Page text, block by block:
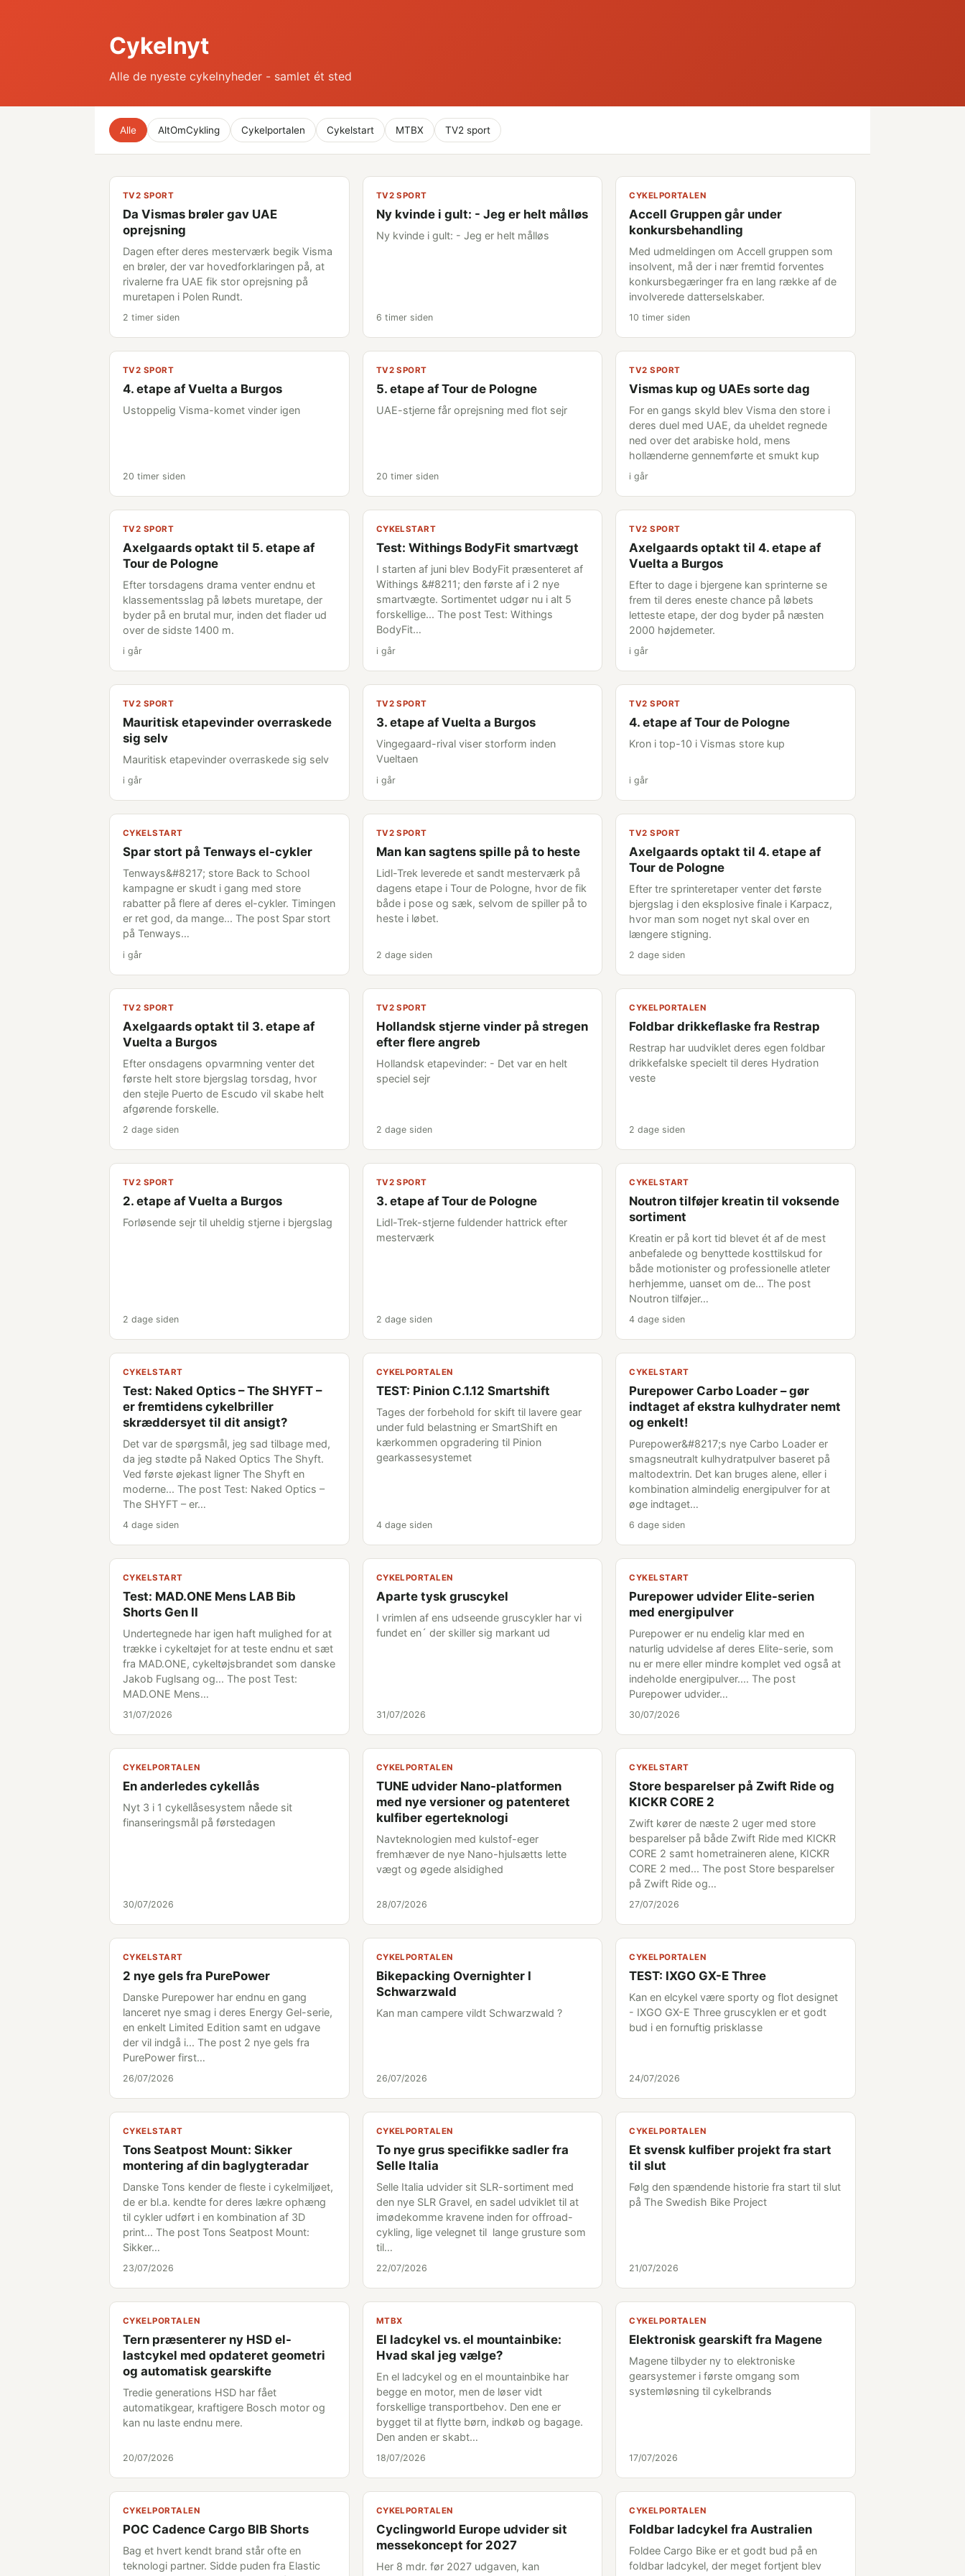
Cykelnyt
Alle de nyeste cykelnyheder - samlet ét sted
Alle AltOmCykling Cykelportalen Cykelstart MTBX TV2 sport
TV2 SPORT
Da Vismas brøler gav UAE
oprejsning
Dagen efter deres mesterværk begik Visma
en brøler, der var hovedforklaringen på, at
rivalerne fra UAE fik stor oprejsning på
muretapen i Polen Rundt.
2 timer siden
TV2 SPORT
Ny kvinde i gult: - Jeg er helt målløs
Ny kvinde i gult: - Jeg er helt målløs
6 timer siden
CYKELPORTALEN
Accell Gruppen går under
konkursbehandling
Med udmeldingen om Accell gruppen som
insolvent, må der i nær fremtid forventes
konkursbegæringer fra en lang række af de
involverede datterselskaber.
10 timer siden
TV2 SPORT
4. etape af Vuelta a Burgos
Ustoppelig Visma-komet vinder igen
20 timer siden
TV2 SPORT
5. etape af Tour de Pologne
UAE-stjerne får oprejsning med flot sejr
20 timer siden
TV2 SPORT
Vismas kup og UAEs sorte dag
For en gangs skyld blev Visma den store i
deres duel med UAE, da uheldet regnede
ned over det arabiske hold, mens
hollænderne gennemførte et smukt kup
i går
TV2 SPORT
Axelgaards optakt til 5. etape af
Tour de Pologne
Efter torsdagens drama venter endnu et
klassementsslag på løbets muretape, der
byder på en brutal mur, inden det flader ud
over de sidste 1400 m.
i går
CYKELSTART
Test: Withings BodyFit smartvægt
I starten af juni blev BodyFit præsenteret af
Withings &#8211; den første af i 2 nye
smartvægte. Sortimentet udgør nu i alt 5
forskellige... The post Test: Withings
BodyFit…
i går
TV2 SPORT
Axelgaards optakt til 4. etape af
Vuelta a Burgos
Efter to dage i bjergene kan sprinterne se
frem til deres eneste chance på løbets
letteste etape, der dog byder på næsten
2000 højdemeter.
i går
TV2 SPORT
Mauritisk etapevinder overraskede
sig selv
Mauritisk etapevinder overraskede sig selv
i går
TV2 SPORT
3. etape af Vuelta a Burgos
Vingegaard-rival viser storform inden
Vueltaen
i går
TV2 SPORT
4. etape af Tour de Pologne
Kron i top-10 i Vismas store kup
i går
CYKELSTART
Spar stort på Tenways el-cykler
Tenways&#8217; store Back to School
kampagne er skudt i gang med store
rabatter på flere af deres el-cykler. Timingen
er ret god, da mange... The post Spar stort
på Tenways…
i går
TV2 SPORT
Man kan sagtens spille på to heste
Lidl-Trek leverede et sandt mesterværk på
dagens etape i Tour de Pologne, hvor de fik
både i pose og sæk, selvom de spiller på to
heste i løbet.
2 dage siden
TV2 SPORT
Axelgaards optakt til 4. etape af
Tour de Pologne
Efter tre sprinteretaper venter det første
bjergslag i den eksplosive finale i Karpacz,
hvor man som noget nyt skal over en
længere stigning.
2 dage siden
TV2 SPORT
Axelgaards optakt til 3. etape af
Vuelta a Burgos
Efter onsdagens opvarmning venter det
første helt store bjergslag torsdag, hvor
den stejle Puerto de Escudo vil skabe helt
afgørende forskelle.
2 dage siden
TV2 SPORT
Hollandsk stjerne vinder på stregen
efter flere angreb
Hollandsk etapevinder: - Det var en helt
speciel sejr
2 dage siden
CYKELPORTALEN
Foldbar drikkeflaske fra Restrap
Restrap har uudviklet deres egen foldbar
drikkefalske specielt til deres Hydration
veste
2 dage siden
TV2 SPORT
2. etape af Vuelta a Burgos
Forløsende sejr til uheldig stjerne i bjergslag
2 dage siden
TV2 SPORT
3. etape af Tour de Pologne
Lidl-Trek-stjerne fuldender hattrick efter
mesterværk
2 dage siden
CYKELSTART
Noutron tilføjer kreatin til voksende
sortiment
Kreatin er på kort tid blevet ét af de mest
anbefalede og benyttede kosttilskud for
både motionister og professionelle atleter
herhjemme, uanset om de... The post
Noutron tilføjer…
4 dage siden
CYKELSTART
Test: Naked Optics – The SHYFT –
er fremtidens cykelbriller
skræddersyet til dit ansigt?
Det var de spørgsmål, jeg sad tilbage med,
da jeg stødte på Naked Optics The Shyft.
Ved første øjekast ligner The Shyft en
moderne... The post Test: Naked Optics –
The SHYFT – er…
4 dage siden
CYKELPORTALEN
TEST: Pinion C.1.12 Smartshift
Tages der forbehold for skift til lavere gear
under fuld belastning er SmartShift en
kærkommen opgradering til Pinion
gearkassesystemet
4 dage siden
CYKELSTART
Purepower Carbo Loader – gør
indtaget af ekstra kulhydrater nemt
og enkelt!
Purepower&#8217;s nye Carbo Loader er
smagsneutralt kulhydratpulver baseret på
maltodextrin. Det kan bruges alene, eller i
kombination almindelig energipulver for at
øge indtaget…
6 dage siden
CYKELSTART
Test: MAD.ONE Mens LAB Bib
Shorts Gen II
Undertegnede har igen haft mulighed for at
trække i cykeltøjet for at teste endnu et sæt
fra MAD.ONE, cykeltøjsbrandet som danske
Jakob Fuglsang og... The post Test:
MAD.ONE Mens…
31/07/2026
CYKELPORTALEN
Aparte tysk gruscykel
I vrimlen af ens udseende gruscykler har vi
fundet en´ der skiller sig markant ud
31/07/2026
CYKELSTART
Purepower udvider Elite-serien
med energipulver
Purepower er nu endelig klar med en
naturlig udvidelse af deres Elite-serie, som
nu er mere eller mindre komplet ved også at
indeholde energipulver.... The post
Purepower udvider…
30/07/2026
CYKELPORTALEN
En anderledes cykellås
Nyt 3 i 1 cykellåsesystem nåede sit
finanseringsmål på førstedagen
30/07/2026
CYKELPORTALEN
TUNE udvider Nano-platformen
med nye versioner og patenteret
kulfiber egerteknologi
Navteknologien med kulstof-eger
fremhæver de nye Nano-hjulsætts lette
vægt og øgede alsidighed
28/07/2026
CYKELSTART
Store besparelser på Zwift Ride og
KICKR CORE 2
Zwift kører de næste 2 uger med store
besparelser på både Zwift Ride med KICKR
CORE 2 samt hometraineren alene, KICKR
CORE 2 med... The post Store besparelser
på Zwift Ride og…
27/07/2026
CYKELSTART
2 nye gels fra PurePower
Danske Purepower har endnu en gang
lanceret nye smag i deres Energy Gel-serie,
en enkelt Limited Edition samt en udgave
der vil indgå i... The post 2 nye gels fra
PurePower first…
26/07/2026
CYKELPORTALEN
Bikepacking Overnighter I
Schwarzwald
Kan man campere vildt Schwarzwald ?
26/07/2026
CYKELPORTALEN
TEST: IXGO GX-E Three
Kan en elcykel være sporty og flot designet
- IXGO GX-E Three gruscyklen er et godt
bud i en fornuftig prisklasse
24/07/2026
CYKELSTART
Tons Seatpost Mount: Sikker
montering af din baglygteradar
Danske Tons kender de fleste i cykelmiljøet,
de er bl.a. kendte for deres lækre ophæng
til cykler udført i en kombination af 3D
print... The post Tons Seatpost Mount:
Sikker…
23/07/2026
CYKELPORTALEN
To nye grus specifikke sadler fra
Selle Italia
Selle Italia udvider sit SLR-sortiment med
den nye SLR Gravel, en sadel udviklet til at
imødekomme kravene inden for offroad-
cykling, lige velegnet til lange grusture som
til…
22/07/2026
CYKELPORTALEN
Et svensk kulfiber projekt fra start
til slut
Følg den spændende historie fra start til slut
på The Swedish Bike Project
21/07/2026
CYKELPORTALEN
Tern præsenterer ny HSD el-
lastcykel med opdateret geometri
og automatisk gearskifte
Tredie generations HSD har fået
automatikgear, kraftigere Bosch motor og
kan nu laste endnu mere.
20/07/2026
MTBX
El ladcykel vs. el mountainbike:
Hvad skal jeg vælge?
En el ladcykel og en el mountainbike har
begge en motor, men de løser vidt
forskellige transportbehov. Den ene er
bygget til at flytte børn, indkøb og bagage.
Den anden er skabt…
18/07/2026
CYKELPORTALEN
Elektronisk gearskift fra Magene
Magene tilbyder ny to elektroniske
gearsystemer i første omgang som
systemløsning til cykelbrands
17/07/2026
CYKELPORTALEN
POC Cadence Cargo BIB Shorts
Bag et hvert kendt brand står ofte en
teknologi partner. Sidde puden fra Elastic
CYKELPORTALEN
Cyclingworld Europe udvider sit
messekoncept for 2027
Her 8 mdr. før 2027 udgaven, kan
CYKELPORTALEN
Foldbar ladcykel fra Australien
Foldee Cargo Bike er et godt bud på en
foldbar ladcykel, der meget fortjent blev